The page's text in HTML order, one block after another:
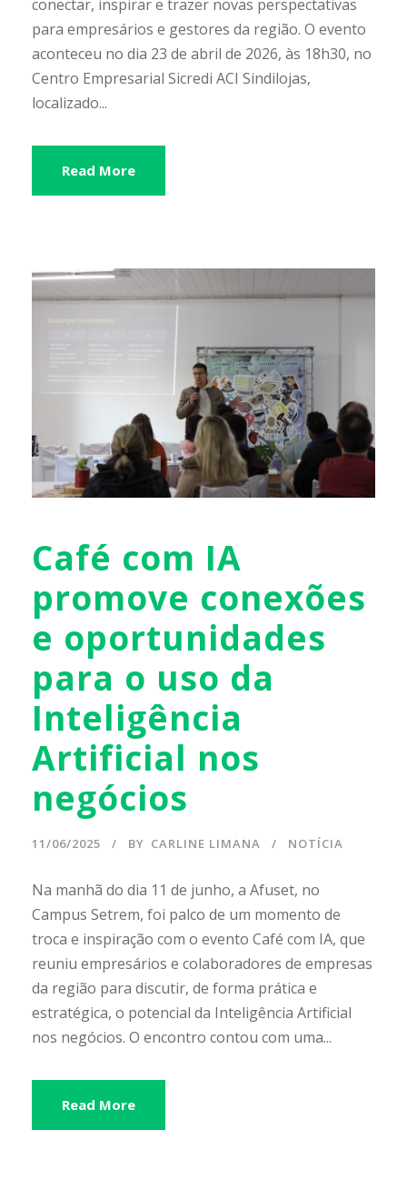
conectar, inspirar e trazer novas perspectativas
para empresários e gestores da região. O evento
aconteceu no dia 23 de abril de 2026, às 18h30, no
Centro Empresarial Sicredi ACI Sindilojas,
localizado...
Read More
Café com IA
promove conexões
e oportunidades
para o uso da
Inteligência
Artificial nos
negócios
11/06/2025 BY CARLINE LIMANA NOTÍCIA
Na manhã do dia 11 de junho, a Afuset, no
Campus Setrem, foi palco de um momento de
troca e inspiração com o evento Café com IA, que
reuniu empresários e colaboradores de empresas
da região para discutir, de forma prática e
estratégica, o potencial da Inteligência Artificial
nos negócios. O encontro contou com uma...
Read More